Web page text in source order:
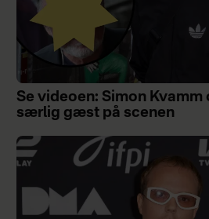
Se videoen: Simon Kvamm
særlig gæst på scenen